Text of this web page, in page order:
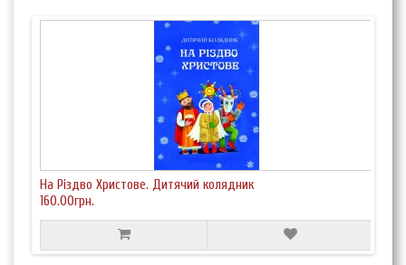
На Різдво Христове. Дитячий колядник
160.00грн.